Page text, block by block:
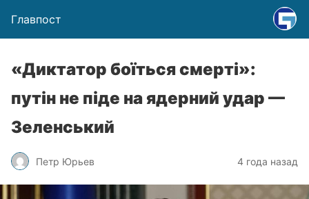
Главпост
«Диктатор боїться смерті»:
путін не піде на ядерний удар —
Зеленський
Петр Юрьев 4 года назад